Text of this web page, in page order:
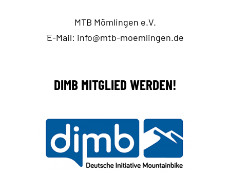
MTB Mömlingen e.V.
E-Mail: info@mtb-moemlingen.de
DIMB MITGLIED WERDEN!